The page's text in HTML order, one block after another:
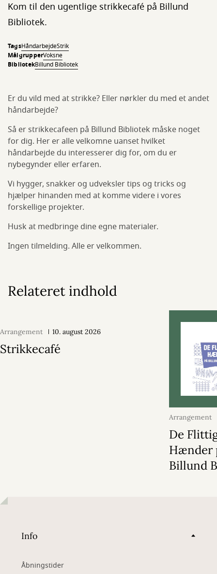
Kom til den ugentlige strikkecafé på Billund
Bibliotek.
TagsHåndarbejdeStrik
MålgrupperVoksne
BibliotekBillund Bibliotek
Er du vild med at strikke? Eller nørkler du med et andet
håndarbejde?
Så er strikkecafeen på Billund Bibliotek måske noget
for dig. Her er alle velkomne uanset hvilket
håndarbejde du interesserer dig for, om du er
nybegynder eller erfaren.
Vi hygger, snakker og udveksler tips og tricks og
hjælper hinanden med at komme videre i vores
forskellige projekter.
Husk at medbringe dine egne materialer.
Ingen tilmelding. Alle er velkommen.
Relateret indhold
Arrangement 10. august 2026
Strikkecafé
Arrangement
2026
De
Hænder
Billund
Info
Åbningstider